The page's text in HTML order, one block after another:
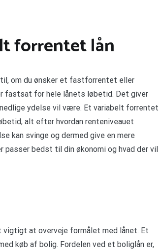
forrentet lån
om du ønsker et fastforrentet eller
fastsat for hele lånets løbetid. Det giver
ydelse vil være. Et variabelt forrentet
alt efter hvordan renteniveauet
kan svinge og dermed give en mere
passer bedst til din økonomi og hvad der vil
vigtigt at overveje formålet med lånet. Et
køb af bolig. Fordelen ved et boliglån er,